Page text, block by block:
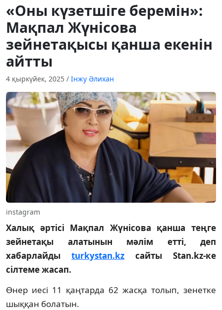
«Оны күзетшіге беремін»:
Мақпал Жүнісова
зейнетақысы қанша екенін
айтты
4 қыркүйек, 2025 / Інжу Әлихан
instagram
Халық әртісі Мақпал Жүнісова қанша теңге
зейнетақы алатынын мәлім етті, деп
хабарлайды turkystan.kz сайты Stan.kz-ке
сілтеме жасап.
Өнер иесі 11 қаңтарда 62 жасқа толып, зенетке
шыққан болатын.